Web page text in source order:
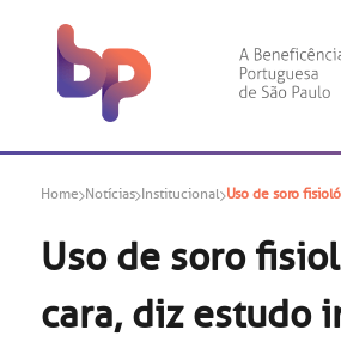
Home Notícias Institucional Uso de soro
Uso de soro
cara, diz estudo